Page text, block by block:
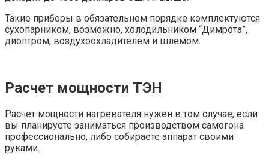
Такие приборы в обязательном порядке комплектуются
сухопарником, возможно, холодильником “Димрота”,
диоптром, воздухоохладителем и шлемом.
Расчет мощности ТЭН
Расчет мощности нагревателя нужен в том случае, если
вы планируете заниматься производством самогона
профессионально, либо собираете аппарат своими
руками.